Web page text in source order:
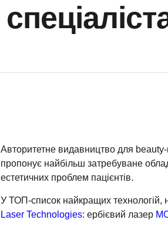
Авторитетне видавництво для
пропонує найбільш затребуване
естетичних проблем пацієнтів.
У ТОП-список найкращих технологій,
Laser Technologies: ербієвий лазер